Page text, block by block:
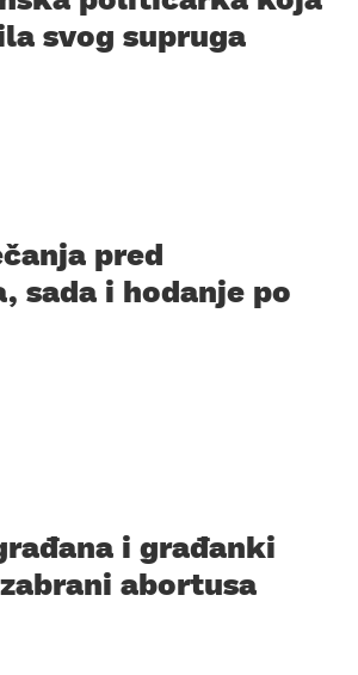
svog supruga
pred
sada i hodanje po
i građanki
abortusa